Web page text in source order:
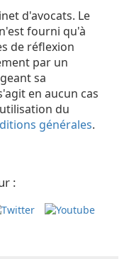
d'avocats. Le
fourni qu'à
de réflexion
par un
sa
en aucun cas
du
générales.
: